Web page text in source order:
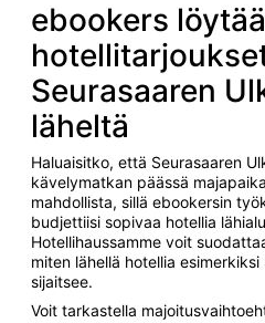
ebookers
Seurasaaren
läheltä
Haluaisitko, että Seurasaaren
kävelymatkan päässä
mahdollista, sillä ebookersin
budjettiisi sopivaa hotellia
Hotellihaussamme voit
miten lähellä hotellia
sijaitsee.
Voit tarkastella